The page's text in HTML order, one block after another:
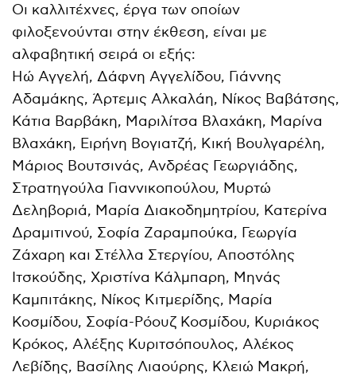
Οι καλλιτέχνες, έργα των οποίων
φιλοξενούνται στην έκθεση, είναι με
αλφαβητική σειρά οι εξής:
Ηώ Αγγελή, Δάφνη Αγγελίδου, Γιάννης
Αδαμάκης, Άρτεμις Αλκαλάη, Nίκος Βαβάτσης,
Κάτια Βαρβάκη, Μαριλίτσα Βλαχάκη, Μαρίνα
Βλαχάκη, Ειρήνη Βογιατζή, Κική Βουλγαρέλη,
Μάριος Βουτσινάς, Ανδρέας Γεωργιάδης,
Στρατηγούλα Γιαννικοπούλου, Μυρτώ
Δεληβοριά, Μαρία Διακοδημητρίου, Κατερίνα
Δραμιτινού, Σοφία Ζαραμπούκα, Γεωργία
Ζάχαρη και Στέλλα Στεργίου, Αποστόλης
Ιτσκούδης, Χριστίνα Κάλμπαρη, Μηνάς
Καμπιτάκης, Νίκος Κιτμερίδης, Μαρία
Κοσμίδου, Σοφία-Ρόουζ Κοσμίδου, Κυριάκος
Κρόκος, Αλέξης Κυριτσόπουλος, Αλέκος
Λεβίδης, Βασίλης Λιαούρης, Κλειώ Μακρή,